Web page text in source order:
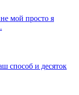
мой просто я
способ и десяток